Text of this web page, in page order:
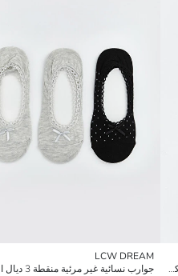
جوارب نساء مسطحة للكاحل - جوج ديال الباكات
LCW DREAM
جوارب نسائية غير مرئية منقطة 3 ديال الباكات